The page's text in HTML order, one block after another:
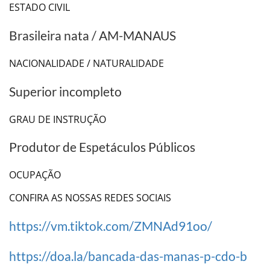
ESTADO CIVIL
Brasileira nata / AM-MANAUS
NACIONALIDADE / NATURALIDADE
Superior incompleto
GRAU DE INSTRUÇÃO
Produtor de Espetáculos Públicos
OCUPAÇÃO
CONFIRA AS NOSSAS REDES SOCIAIS
https://vm.tiktok.com/ZMNAd91oo/
https://doa.la/bancada-das-manas-p-cdo-b